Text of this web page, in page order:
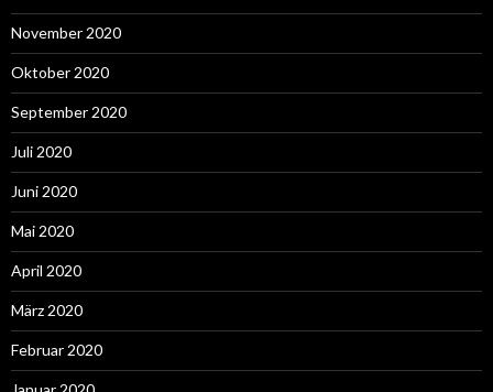
November 2020
Oktober 2020
September 2020
Juli 2020
Juni 2020
Mai 2020
April 2020
März 2020
Februar 2020